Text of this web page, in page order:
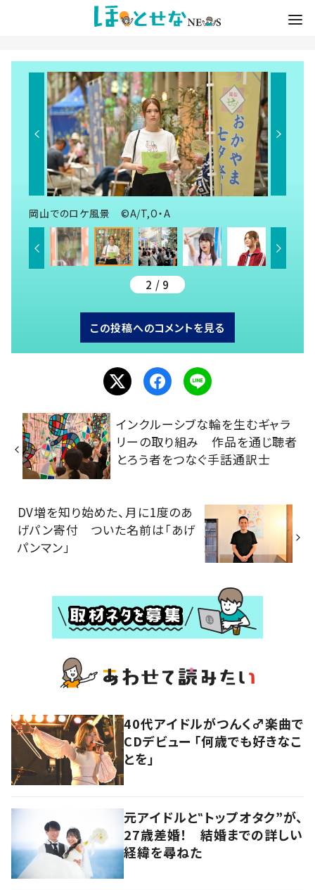
岡山でのロケ風景 ©A/T,O・A
2 / 9
この投稿へのコメントを見る
インクルーシブな輪を生むギャラ
リーの取り組み 作品を通じ聴者
とろう者をつなぐ手話通訳士
DV増を知り始めた、月に1度のあ
げパン寄付 ついた名前は「あげ
パンマン」
40代アイドルがつんく♂楽曲で
CDデビュー 「何歳でも好きなこ
とを」
元アイドルと‟トップオタク”が、
27歳差婚！ 結婚までの詳しい
経緯を尋ねた